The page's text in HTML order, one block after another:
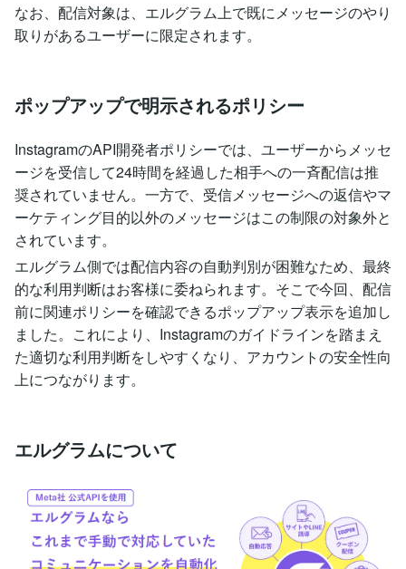
なお、配信対象は、エルグラム上で既にメッセージのやり
取りがあるユーザーに限定されます。
ポップアップで明示されるポリシー
InstagramのAPI開発者ポリシーでは、ユーザーからメッセ
ージを受信して24時間を経過した相手への一斉配信は推
奨されていません。一方で、受信メッセージへの返信やマ
ーケティング目的以外のメッセージはこの制限の対象外と
されています。
エルグラム側では配信内容の自動判別が困難なため、最終
的な利用判断はお客様に委ねられます。そこで今回、配信
前に関連ポリシーを確認できるポップアップ表示を追加し
ました。これにより、Instagramのガイドラインを踏まえ
た適切な利用判断をしやすくなり、アカウントの安全性向
上につながります。
エルグラムについて